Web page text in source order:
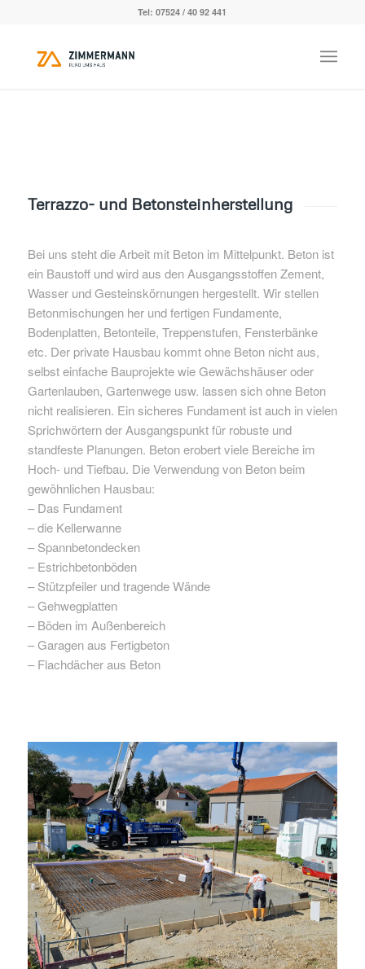
Tel: 07524 / 40 92 441
Terrazzo- und Betonsteinherstellung
Bei uns steht die Arbeit mit Beton im Mittelpunkt. Beton ist
ein Baustoff und wird aus den Ausgangsstoffen Zement,
Wasser und Gesteinskörnungen hergestellt. Wir stellen
Betonmischungen her und fertigen Fundamente,
Bodenplatten, Betonteile, Treppenstufen, Fensterbänke
etc. Der private Hausbau kommt ohne Beton nicht aus,
selbst einfache Bauprojekte wie Gewächshäuser oder
Gartenlauben, Gartenwege usw. lassen sich ohne Beton
nicht realisieren. Ein sicheres Fundament ist auch in vielen
Sprichwörtern der Ausgangspunkt für robuste und
standfeste Planungen. Beton erobert viele Bereiche im
Hoch- und Tiefbau. Die Verwendung von Beton beim
gewöhnlichen Hausbau:
– Das Fundament
– die Kellerwanne
– Spannbetondecken
– Estrichbetonböden
– Stützpfeiler und tragende Wände
– Gehwegplatten
– Böden im Außenbereich
– Garagen aus Fertigbeton
– Flachdächer aus Beton